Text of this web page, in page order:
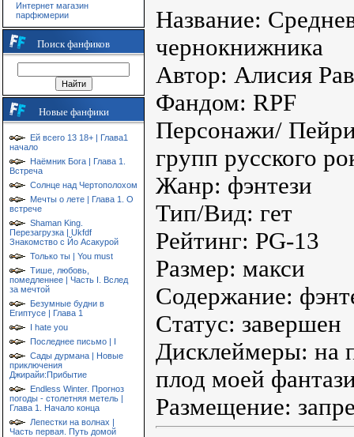
Интернет магазин
парфюмерии
Поиск фанфиков
Новые фанфики
Ей всего 13 18+ | Глава1
начало
Наёмник Бога | Глава 1.
Встреча
Солнце над Чертополохом
Мечты о лете | Глава 1. О
встрече
Shaman King.
Перезагрузка | Ukfdf
Знакомство с Йо Асакурой
Только ты | You must
Тише, любовь,
помедленнее | Часть I. Вслед
за мечтой
Безумные будни в
Египтусе | Глава 1
I hate you
Последнее письмо | I
Сады дурмана | Новые
приключения
Джирайи:Прибытие
Endless Winter. Прогноз
погоды - столетняя метель |
Глава 1. Начало конца
Лепестки на волнах |
Часть первая. Путь домой
Название:
чернокнижника
Автор: Алисия
Фандом: RPF
Персонажи/
групп русского
Жанр: фэнтези
Тип/Вид: гет
Рейтинг: PG-13
Размер: макси
Содержание:
Статус: завершен
Дисклеймеры: на
плод моей
Размещение: